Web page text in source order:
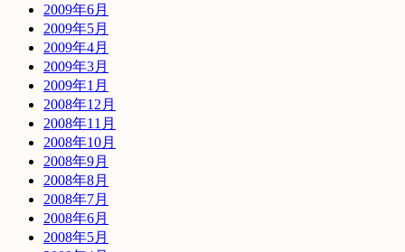
2009年6月
2009年5月
2009年4月
2009年3月
2009年1月
2008年12月
2008年11月
2008年10月
2008年9月
2008年8月
2008年7月
2008年6月
2008年5月